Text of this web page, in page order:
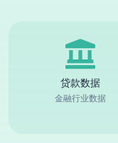
贷款数据
金融行业数据